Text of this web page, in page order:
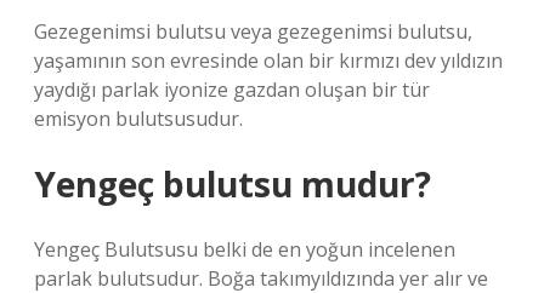
Gezegenimsi bulutsu veya gezegenimsi bulutsu,
yaşamının son evresinde olan bir kırmızı dev yıldızın
yaydığı parlak iyonize gazdan oluşan bir tür
emisyon bulutsusudur.
Yengeç bulutsu mudur?
Yengeç Bulutsusu belki de en yoğun incelenen
parlak bulutsudur. Boğa takımyıldızında yer alır ve